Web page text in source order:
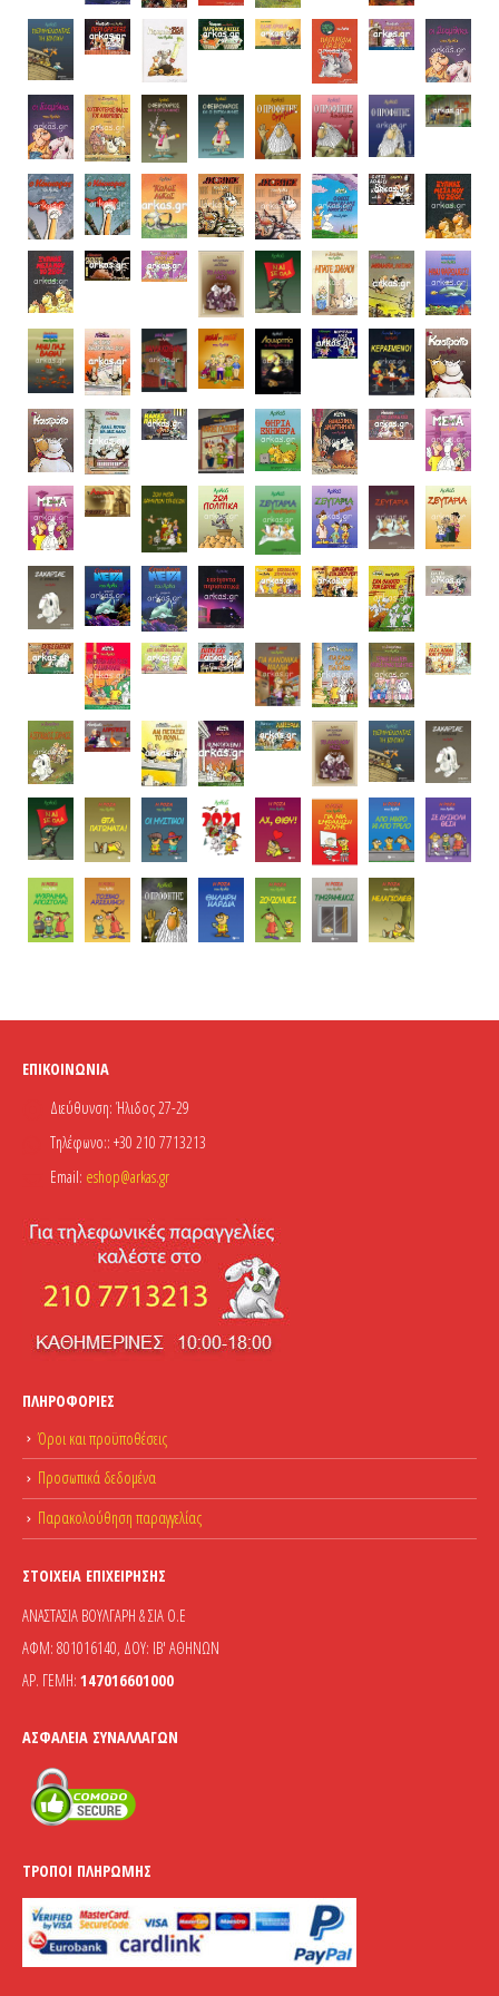
ΕΠΙΚΟΙΝΩΝΊΑ
Διεύθυνση: Ήλιδος 27-29
Τηλέφωνο:: +30 210 7713213
Email: eshop@arkas.gr
ΠΛΗΡΟΦΟΡΊΕΣ
Όροι και προϋποθέσεις
Προσωπικά δεδομένα
Παρακολούθηση παραγγελίας
ΣΤΟΙΧΕΊΑ ΕΠΙΧΕΊΡΗΣΗΣ
ΑΝΑΣΤΑΣΙΑ ΒΟΥΛΓΑΡΗ & ΣΙΑ Ο.Ε
ΑΦΜ: 801016140, ΔΟΥ: ΙΒ' ΑΘΗΝΩΝ
ΑΡ. ΓΕΜΗ: 147016601000
ΑΣΦΆΛΕΙΑ ΣΥΝΑΛΛΑΓΏΝ
ΤΡΌΠΟΙ ΠΛΗΡΩΜΉΣ